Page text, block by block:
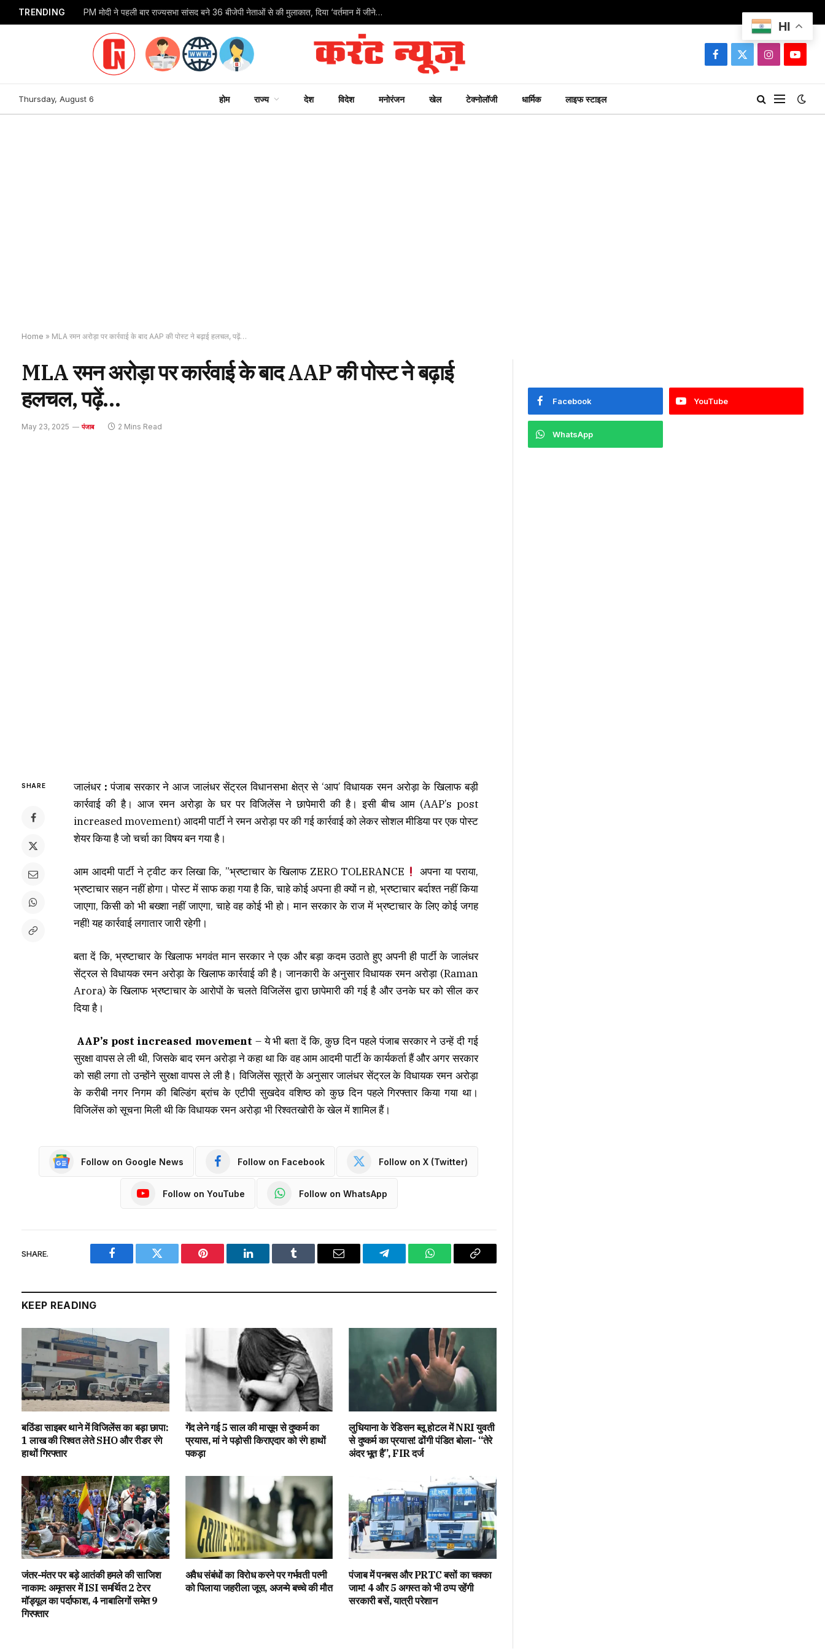
TRENDING PM मोदी ने पहली बार राज्यसभा सांसद बने 36 बीजेपी नेताओं से की मुलाकात, दिया ‘वर्तमान में जीने’ का गुरुमंत्र
Facebook
X
Instagram
Thursday, August 6 होम राज्य देश विदेश मनोरंजन खेल टेक्नोलॉजी धार्मिक लाइफ स्टाइल
Home » MLA रमन अरोड़ा पर कार्रवाई के बाद AAP की पोस्ट ने बढ़ाई हलचल, पढ़ें…
MLA रमन अरोड़ा पर कार्रवाई के बाद AAP की पोस्ट ने बढ़ाई
हलचल, पढ़ें…
May 23, 2025 पंजाब 2 Mins Read
SHARE जालंधर : पंजाब सरकार ने आज जालंधर सेंट्रल विधानसभा क्षेत्र से ‘आप’ विधायक रमन अरोड़ा के खिलाफ बड़ी
कार्रवाई की है। आज रमन अरोड़ा के घर पर विजिलेंस ने छापेमारी की है। इसी बीच आम (AAP’s post
increased movement) आदमी पार्टी ने रमन अरोड़ा पर की गई कार्रवाई को लेकर सोशल मीडिया पर एक पोस्ट
शेयर किया है जो चर्चा का विषय बन गया है।
आम आदमी पार्टी ने ट्वीट कर लिखा कि, ”भ्रष्टाचार के खिलाफ ZERO TOLERANCE
अपना या पराया,
भ्रष्टाचार सहन नहीं होगा। पोस्ट में साफ कहा गया है कि, चाहे कोई अपना ही क्यों न हो, भ्रष्टाचार बर्दाश्त नहीं किया
जाएगा, किसी को भी बख्शा नहीं जाएगा, चाहे वह कोई भी हो। मान सरकार के राज में भ्रष्टाचार के लिए कोई जगह
नहीं! यह कार्रवाई लगातार जारी रहेगी।
बता दें कि, भ्रष्टाचार के खिलाफ भगवंत मान सरकार ने एक और बड़ा कदम उठाते हुए अपनी ही पार्टी के जालंधर
सेंट्रल से विधायक रमन अरोड़ा के खिलाफ कार्रवाई की है। जानकारी के अनुसार विधायक रमन अरोड़ा (Raman
Arora) के खिलाफ भ्रष्टाचार के आरोपों के चलते विजिलेंस द्वारा छापेमारी की गई है और उनके घर को सील कर
दिया है।
AAP’s post increased movement – ये भी बता दें कि, कुछ दिन पहले पंजाब सरकार ने उन्हें दी गई
सुरक्षा वापस ले ली थी, जिसके बाद रमन अरोड़ा ने कहा था कि वह आम आदमी पार्टी के कार्यकर्ता हैं और अगर सरकार
को सही लगा तो उन्होंने सुरक्षा वापस ले ली है। विजिलेंस सूत्रों के अनुसार जालंधर सेंट्रल के विधायक रमन अरोड़ा
के करीबी नगर निगम की बिल्डिंग ब्रांच के एटीपी सुखदेव वशिष्ठ को कुछ दिन पहले गिरफ्तार किया गया था।
विजिलेंस को सूचना मिली थी कि विधायक रमन अरोड़ा भी रिश्वतखोरी के खेल में शामिल हैं।
Follow on Google News Follow on Facebook Follow on X (Twitter)
Follow on YouTube Follow on WhatsApp
SHARE.
Facebook Twitter Pinterest LinkedIn Tumblr Email Telegram WhatsAppCopy
KEEP READING
बठिंडा साइबर थाने में विजिलेंस का बड़ा छापा:
1 लाख की रिश्वत लेते SHO और रीडर रंगे
हाथों गिरफ्तार
गेंद लेने गई 5 साल की मासूम से दुष्कर्म का
प्रयास, मां ने पड़ोसी किराएदार को रंगे हाथों
पकड़ा
लुधियाना के रेडिसन ब्लू होटल में NRI युवती
से दुष्कर्म का प्रयास! ढोंगी पंडित बोला- “तेरे
अंदर भूत है”, FIR दर्ज
जंतर-मंतर पर बड़े आतंकी हमले की साजिश
नाकाम: अमृतसर में ISI समर्थित 2 टेरर
मॉड्यूल का पर्दाफाश, 4 नाबालिगों समेत 9
गिरफ्तार
अवैध संबंधों का विरोध करने पर गर्भवती पत्नी
को पिलाया जहरीला जूस, अजन्मे बच्चे की मौत
पंजाब में पनबस और PRTC बसों का चक्का
जाम! 4 और 5 अगस्त को भी ठप्प रहेंगी
सरकारी बसें, यात्री परेशान
Facebook YouTube
WhatsApp
HI